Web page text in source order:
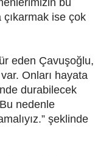
bu
ise çok
eden Çavuşoğlu,
Onları hayata
durabilecek
nedenle
şeklinde